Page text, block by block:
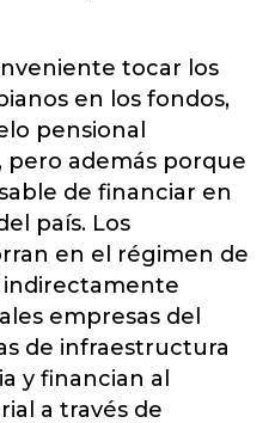
tocar los
en los fondos,
pensional
además porque
de financiar en
país. Los
en el régimen de
indirectamente
empresas del
de infraestructura
y financian al
a través de